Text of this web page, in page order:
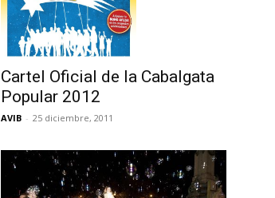
Cartel Oficial de la Cabalgata
Popular 2012
AVIB - 25 diciembre, 2011